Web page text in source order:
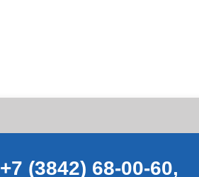
+7 (3842) 68-00-60,